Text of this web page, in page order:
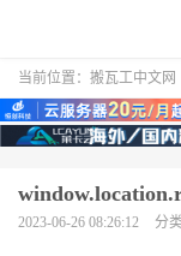
当前位置： 搬瓦工中文网
2023-06-26 08:26:12 分类